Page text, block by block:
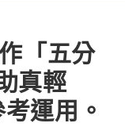
「五分
真輕
運用。